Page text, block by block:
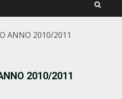
ANNO 2010/2011
2010/2011